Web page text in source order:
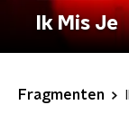
Ik Mis Je
Fragmenten